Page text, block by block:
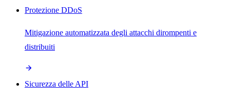
Protezione DDoS
Mitigazione automatizzata degli attacchi dirompenti e
distribuiti
Sicurezza delle API